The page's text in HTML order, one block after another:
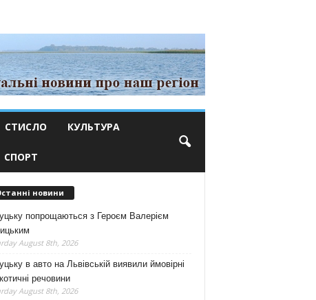
СТИСЛО КУЛЬТУРА
СПОРТ
новини
попрощаються з Героєм Валерієм
August 8th, 2026
в авто на Львівській виявили ймовірні
речовини
August 8th, 2026